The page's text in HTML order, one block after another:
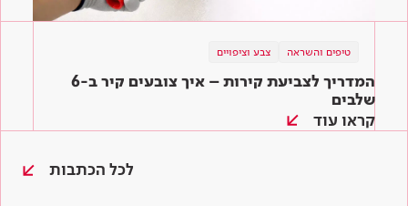
טיפים והשראה צבע וציפויים
המדריך לצביעת קירות – איך צובעים קיר ב-6
שלבים
קראו עוד
לכל הכתבות